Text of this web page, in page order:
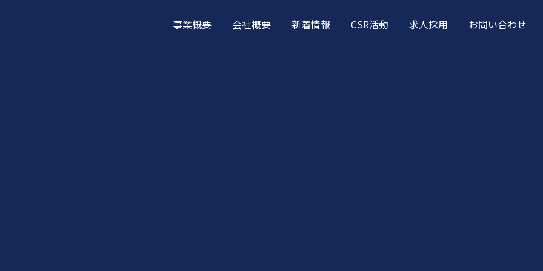
事業概要 会社概要 新着情報 CSR活動 求人採用 お問い合わせ